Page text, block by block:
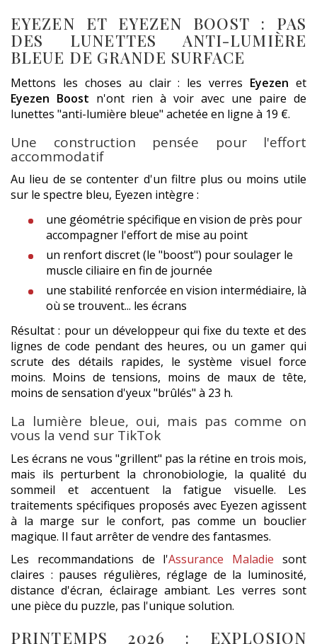
EYEZEN ET EYEZEN BOOST : PAS
DES LUNETTES ANTI-LUMIÈRE
BLEUE DE GRANDE SURFACE
Mettons les choses au clair : les verres Eyezen et
Eyezen Boost n'ont rien à voir avec une paire de
lunettes "anti-lumière bleue" achetée en ligne à 19 €.
Une construction pensée pour l'effort
accommodatif
Au lieu de se contenter d'un filtre plus ou moins utile
sur le spectre bleu, Eyezen intègre :
une géométrie spécifique en vision de près pour
accompagner l'effort de mise au point
un renfort discret (le "boost") pour soulager le
muscle ciliaire en fin de journée
une stabilité renforcée en vision intermédiaire, là
où se trouvent... les écrans
Résultat : pour un développeur qui fixe du texte et des
lignes de code pendant des heures, ou un gamer qui
scrute des détails rapides, le système visuel force
moins. Moins de tensions, moins de maux de tête,
moins de sensation d'yeux "brûlés" à 23 h.
La lumière bleue, oui, mais pas comme on
vous la vend sur TikTok
Les écrans ne vous "grillent" pas la rétine en trois mois,
mais ils perturbent la chronobiologie, la qualité du
sommeil et accentuent la fatigue visuelle. Les
traitements spécifiques proposés avec Eyezen agissent
à la marge sur le confort, pas comme un bouclier
magique. Il faut arrêter de vendre des fantasmes.
Les recommandations de l'Assurance Maladie sont
claires : pauses régulières, réglage de la luminosité,
distance d'écran, éclairage ambiant. Les verres sont
une pièce du puzzle, pas l'unique solution.
PRINTEMPS 2026 : EXPLOSION